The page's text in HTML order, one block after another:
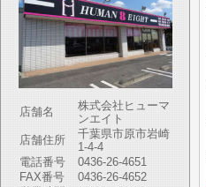
店舗名
株式会社ヒューマ
ンエイト
店舗住所
千葉県市原市岩崎
1-4-4
電話番号
0436-26-4651
FAX番号
0436-26-4652